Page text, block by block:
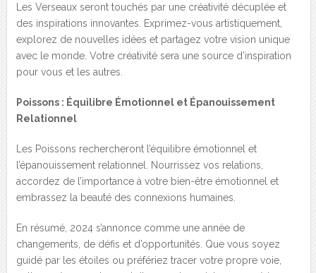
Les Verseaux seront touchés par une créativité décuplée et
des inspirations innovantes. Exprimez-vous artistiquement,
explorez de nouvelles idées et partagez votre vision unique
avec le monde. Votre créativité sera une source d’inspiration
pour vous et les autres.
Poissons : Équilibre Émotionnel et Épanouissement
Relationnel
Les Poissons rechercheront l’équilibre émotionnel et
l’épanouissement relationnel. Nourrissez vos relations,
accordez de l’importance à votre bien-être émotionnel et
embrassez la beauté des connexions humaines.
En résumé, 2024 s’annonce comme une année de
changements, de défis et d’opportunités. Que vous soyez
guidé par les étoiles ou préfériez tracer votre propre voie,